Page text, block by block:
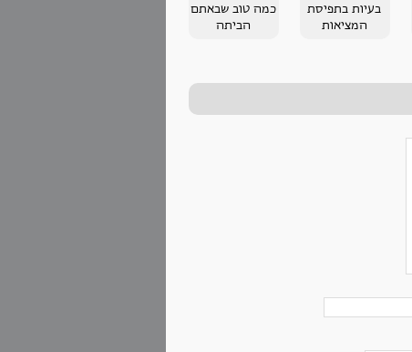
בעיות בתפיסת
המציאות
כמה טוב שבאתם
הביתה